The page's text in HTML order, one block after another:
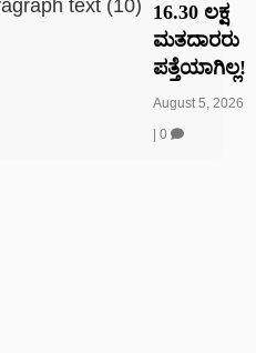
16.30 ಲಕ್ಷ
ಮತದಾರರು
ಪತ್ತೆಯಾಗಿಲ್ಲ!
August 5, 2026
0